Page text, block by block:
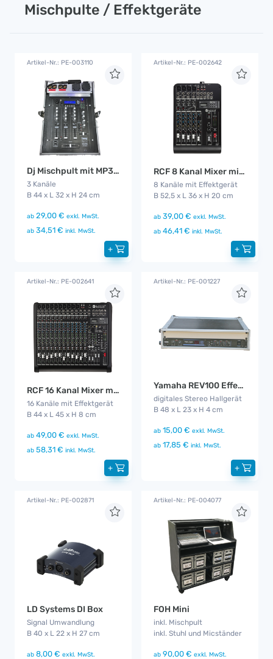
Mischpulte / Effektgeräte
Artikel-Nr.: PE-003110
Dj Mischpult mit MP3 Anschluss
3 Kanäle
B 44 x L 32 x H 24 cm
ab 29,00 € exkl. MwSt.
ab 34,51 € inkl. MwSt.
+
Artikel-Nr.: PE-002642
RCF 8 Kanal Mixer mit MP3 Player
8 Kanäle mit Effektgerät
B 52,5 x L 36 x H 20 cm
ab 39,00 € exkl. MwSt.
ab 46,41 € inkl. MwSt.
+
Artikel-Nr.: PE-002641
RCF 16 Kanal Mixer mit MP3 Player
16 Kanäle mit Effektgerät
B 44 x L 45 x H 8 cm
ab 49,00 € exkl. MwSt.
ab 58,31 € inkl. MwSt.
+
Artikel-Nr.: PE-001227
Yamaha REV100 Effektgerät
digitales Stereo Hallgerät
B 48 x L 23 x H 4 cm
ab 15,00 € exkl. MwSt.
ab 17,85 € inkl. MwSt.
+
Artikel-Nr.: PE-002871
LD Systems DI Box
Signal Umwandlung
B 40 x L 22 x H 27 cm
ab 8,00 € exkl. MwSt.
Artikel-Nr.: PE-004077
FOH Mini
inkl. Mischpult
inkl. Stuhl und Micständer
ab 90,00 € exkl. MwSt.